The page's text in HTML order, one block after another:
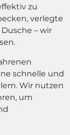
zu
verlegte
– wir
schnelle und
Wir nutzen
um